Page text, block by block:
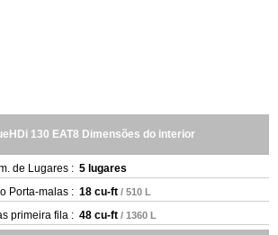
130 EAT8 Dimensões do interior
de Lugares : 5 lugares
Porta-malas : 18 cu-ft / 510 L
primeira fila : 48 cu-ft / 1360 L